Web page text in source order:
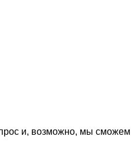
и, возможно, мы